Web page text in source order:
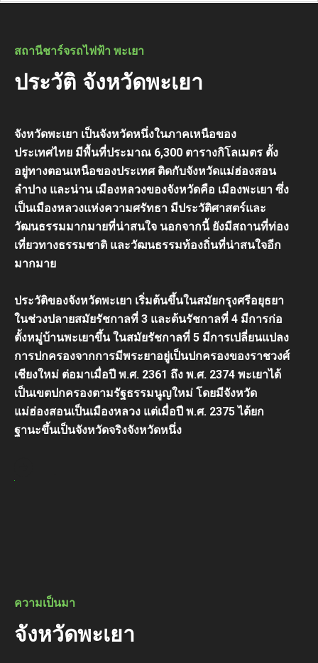
สถานีชาร์จรถไฟฟ้า พะเยา
ประวัติ จังหวัดพะเยา
จังหวัดพะเยา เป็นจังหวัดหนึ่งในภาคเหนือของ
ประเทศไทย มีพื้นที่ประมาณ 6,300 ตารางกิโลเมตร ตั้ง
อยู่ทางตอนเหนือของประเทศ ติดกับจังหวัดแม่ฮ่องสอน
ลำปาง และน่าน เมืองหลวงของจังหวัดคือ เมืองพะเยา ซึ่ง
เป็นเมืองหลวงแห่งความศรัทธา มีประวัติศาสตร์และ
วัฒนธรรมมากมายที่น่าสนใจ นอกจากนี้ ยังมีสถานที่ท่อง
เที่ยวทางธรรมชาติ และวัฒนธรรมท้องถิ่นที่น่าสนใจอีก
มากมาย
ประวัติของจังหวัดพะเยา เริ่มต้นขึ้นในสมัยกรุงศรีอยุธยา
ในช่วงปลายสมัยรัชกาลที่ 3 และต้นรัชกาลที่ 4 มีการก่อ
ตั้งหมู่บ้านพะเยาขึ้น ในสมัยรัชกาลที่ 5 มีการเปลี่ยนแปลง
การปกครองจากการมีพระยาอยู่เป็นปกครองของราชวงศ์
เชียงใหม่ ต่อมาเมื่อปี พ.ศ. 2361 ถึง พ.ศ. 2374 พะเยาได้
เป็นเขตปกครองตามรัฐธรรมนูญใหม่ โดยมีจังหวัด
แม่ฮ่องสอนเป็นเมืองหลวง แต่เมื่อปี พ.ศ. 2375 ได้ยก
ฐานะขึ้นเป็นจังหวัดจริงจังหวัดหนึ่ง
ความเป็นมา
จังหวัดพะเยา